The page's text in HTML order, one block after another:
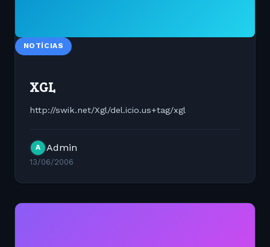
NOTÍCIAS
XGL
http://swik.net/Xgl/del.icio.us+tag/xgl
A Admin
13/06/2006